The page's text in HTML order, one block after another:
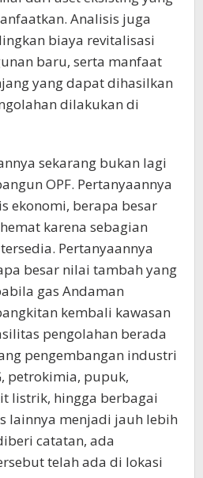
Analisis juga
biaya revitalisasi
baru, serta manfaat
yang dapat dihasilkan
dilakukan di
sekarang bukan lagi
OPF. Pertanyaannya
ekonomi, berapa besar
karena sebagian
Pertanyaannya
besar nilai tambah yang
gas Andaman
kembali kawasan
pengolahan berada
pengembangan industri
petrokimia, pupuk,
listrik, hingga berbagai
lainnya menjadi jauh lebih
catatan, ada
telah ada di lokasi